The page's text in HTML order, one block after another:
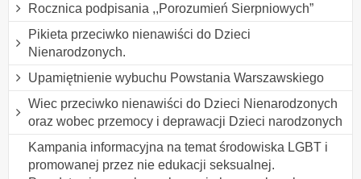
Rocznica podpisania ,,Porozumień Sierpniowych”
Pikieta przeciwko nienawiści do Dzieci
Nienarodzonych.
Upamiętnienie wybuchu Powstania Warszawskiego
Wiec przeciwko nienawiści do Dzieci Nienarodzonych
oraz wobec przemocy i deprawacji Dzieci narodzonych
Kampania informacyjna na temat środowiska LGBT i
promowanej przez nie edukacji seksualnej.